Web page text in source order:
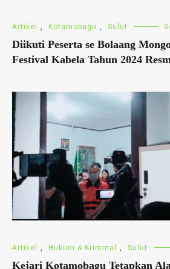
Artikel Kotamobagu Sulut
Diikuti Peserta se Bolaang
Festival Kabela Tahun 2024
Artikel , Hukum & Kriminal , Sulut
Kejari Kotamobagu Tetapkan